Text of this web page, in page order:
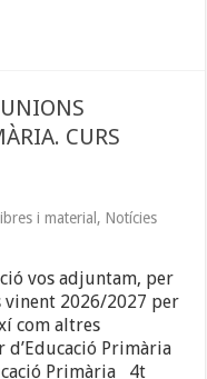
CURS
i material , Notícies
vos adjuntam, per
vinent 2026/2027 per
com altres
Primària
Primària 4t